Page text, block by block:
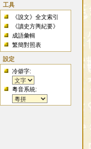
工具
《說文》全文索引
《讀史方輿紀要》
成語彙輯
繁簡對照表
設定
冷僻字:
粵音系統: